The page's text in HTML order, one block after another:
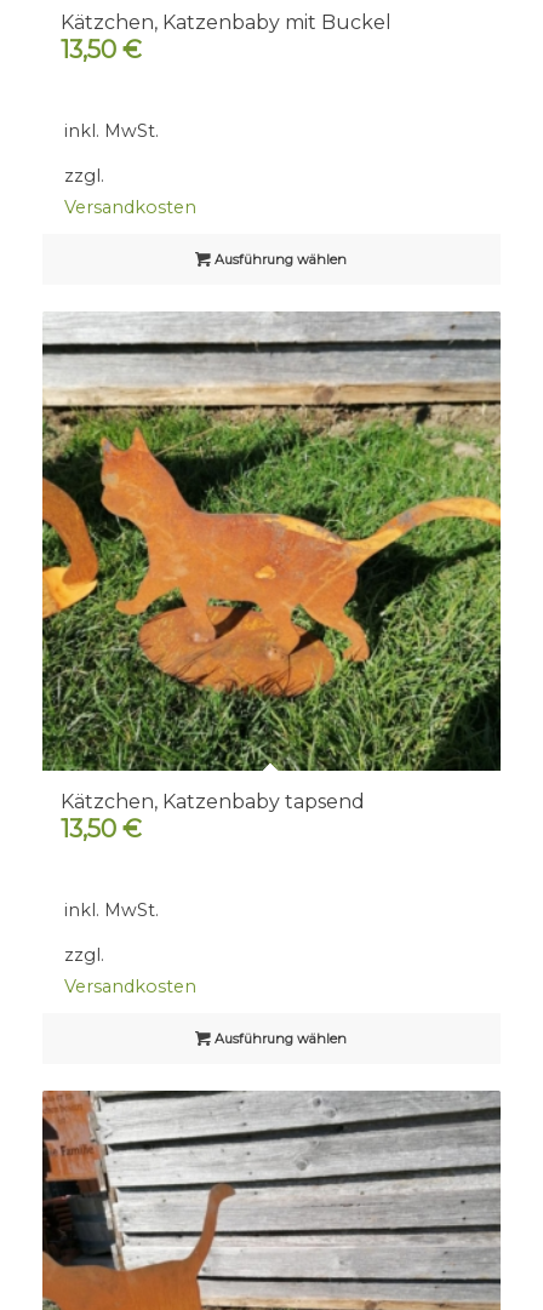
Kätzchen, Katzenbaby mit Buckel
13,50 €
inkl. MwSt.
zzgl.
Versandkosten
Ausführung wählen
Kätzchen, Katzenbaby tapsend
13,50 €
inkl. MwSt.
zzgl.
Versandkosten
Ausführung wählen